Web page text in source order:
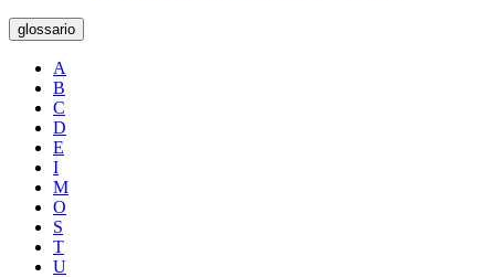
glossario
A
B
C
D
E
I
M
O
S
T
U